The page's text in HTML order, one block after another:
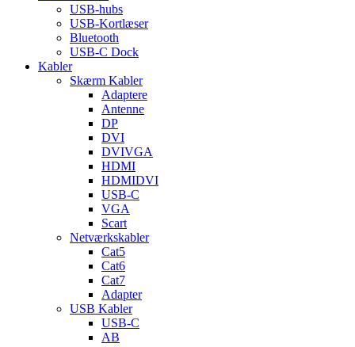
USB-hubs
USB-Kortlæser
Bluetooth
USB-C Dock
Kabler
Skærm Kabler
Adaptere
Antenne
DP
DVI
DVIVGA
HDMI
HDMIDVI
USB-C
VGA
Scart
Netværkskabler
Cat5
Cat6
Cat7
Adapter
USB Kabler
USB-C
AB